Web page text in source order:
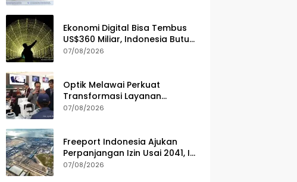
Ekonomi Digital Bisa Tembus
US$360 Miliar, Indonesia Butuh
Strategi Talenta Nasional
07/08/2026
Optik Melawai Perkuat
Transformasi Layanan
Kesehatan Mata
07/08/2026
Freeport Indonesia Ajukan
Perpanjangan Izin Usai 2041, Ini
Alasannya
07/08/2026